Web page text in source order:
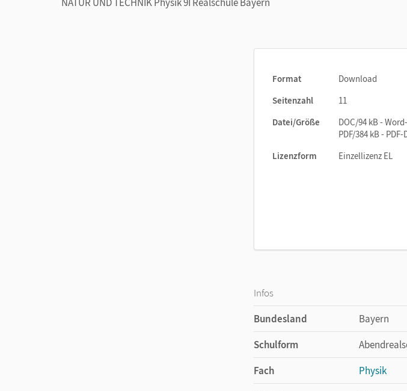
Format
Download
Seitenzahl
11
Datei/Größe
DOC/94 kB -
PDF/384 kB - PDF-
Lizenzform
Einzellizenz EL
Infos
Bundesland
Bayern
Schulform
Fach
Physik